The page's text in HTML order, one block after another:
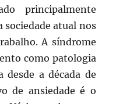
principalmente
atual nos
A síndrome
como patologia
desde a década de
de ansiedade é o